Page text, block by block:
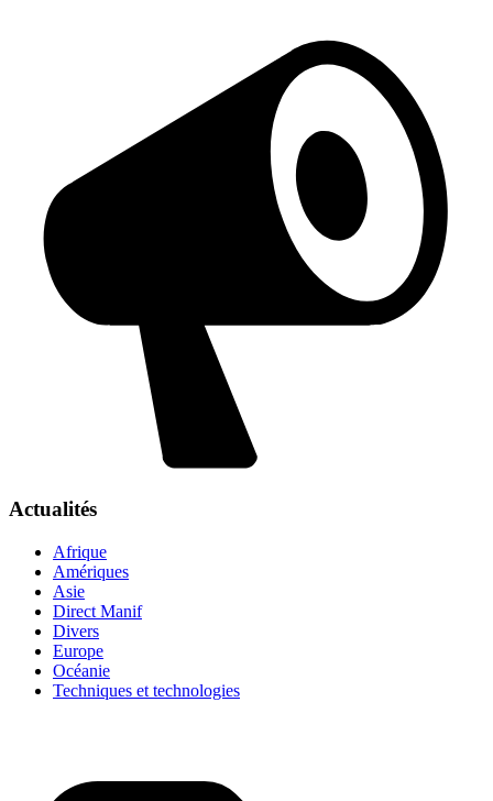
Actualités
Afrique
Amériques
Asie
Direct Manif
Divers
Europe
Océanie
Techniques et technologies